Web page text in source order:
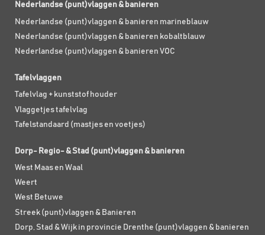
Nederlandse (punt)vlaggen & banieren
Nederlandse (punt)vlaggen & banieren marineblauw
Nederlandse (punt)vlaggen & banieren kobaltblauw
Nederlandse (punt)vlaggen & banieren VOC
Tafelvlaggen
Tafelvlag + kunststof houder
Vlaggetjes tafelvlag
Tafelstandaard (mastjes en voetjes)
Dorp- Regio- & Stad (punt)vlaggen & banieren
West Maas en Waal
Weert
West Betuwe
Streek (punt)vlaggen & Banieren
Dorp, Stad & Wijk in provincie Drenthe (punt)vlaggen & banieren